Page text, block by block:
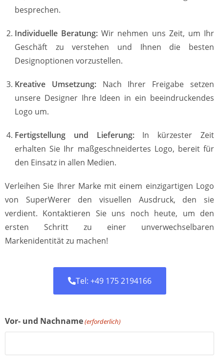
besprechen.
Individuelle Beratung: Wir nehmen uns Zeit, um Ihr
Geschäft zu verstehen und Ihnen die besten
Designoptionen vorzustellen.
Kreative Umsetzung:Nach Ihrer Freigabe setzen
unsere Designer Ihre Ideen in ein beeindruckendes
Logo um.
Fertigstellung und Lieferung:In kürzester Zeit
erhalten Sie Ihr maßgeschneidertes Logo, bereit für
den Einsatz in allen Medien.
Verleihen Sie Ihrer Marke mit einem einzigartigen Logo
von SuperWerer den visuellen Ausdruck, den sie
verdient. Kontaktieren Sie uns noch heute, um den
ersten Schritt zu einer unverwechselbaren
Markenidentität zu machen!
Tel: +49 175 2194166
Vor- und Nachname(erforderlich)